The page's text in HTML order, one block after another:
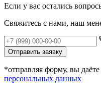
Если у вас остались
Свяжитесь с нами, наш
Отправить заявку
*отправляя форму, вы даёте
персональных данных